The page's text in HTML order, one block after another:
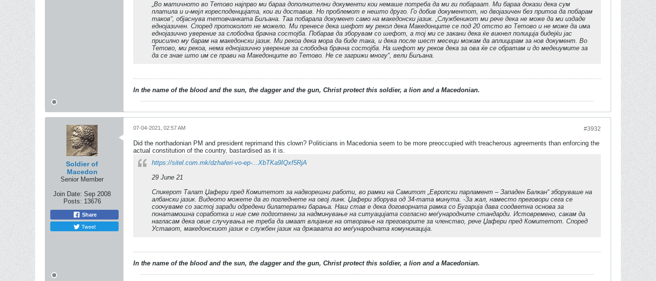
„Во матичното во Тетово најпрво ми бараа дополнителни документи кои немаше потреба да ми ги побараат. Ми бараа докази дека сум
платила и и-мејл коресподенцијата, кои ги доставив. Но проблемот е нешто друго. Го добив документот, но двојазичен без притоа да побарам
таков“, објаснува тетовчанката Биљана. Таа побарала документ само на македонски јазик. „Службеникот ми рече дека не може да ми издаде
еднојазичен. Според протоколот не можело. Ми пренесе дека шефот му рекол дека Македонците се под 20 отсто во Тетово и не може да има
еднојазично уверение за слободна брачна состојба. Побарав да зборувам со шефот, а тој ми се закани дека ќе викнел полиција бидејќи јас
присилно му барам на македонски јазик. Ми рекоа дека мора да биде така, и дека после шест месеци можам да аплицирам за нов документ. Во
Тетово, ми рекоа, нема еднојазично уверение за слободна брачна состојба. На шефот му реков дека за ова ќе се обратам и до медеиумите за
да се знае што им се прави на Македонците во Тетово. Не се загрижи многу“, вели Биљана.
In the name of the blood and the sun, the dagger and the gun, Christ protect this soldier, a lion and a Macedonian.
Soldier of
Macedon
Senior Member
Join Date: Sep 2008
Posts: 13676
Share
Tweet
#3932
07-04-2021, 02:57 AM
Did the northadonian PM and president reprimand this clown? Politicians in Macedonia seem to be more preoccupied with treacherous agreements than enforcing the
actual constitution of the country, bastardised as it is.
https://sitel.com.mk/dzhaferi-vo-ep-...XbTKa9IQxf5RjA
29 June 21
Спикерот Талат Џафери пред Комитетот за надворешни работи, во рамки на Самитот „Европски парламент – Западен Балкан“ зборуваше на
албански јазик. Видеото можете да го погледнете на овој линк. Џафери зборува од 34-тата минута. -За жал, наместо преговори сега се
соочуваме со застој заради одредени билатерални барања. Наш став е дека договорната рамка со Бугарија дава соодветна основа за
понатамошна соработка и ние сме подготвени за надминување на ситуацијата согласно меѓународните стандарди. Истовремено, сакам да
нагласам дека овие случувања не треба да имаат влијание на отворање на преговорите за членство, рече Џафери пред Комитетот. Според
Уставот, македонскиот јазик е службен јазик на државата во меѓународната комуникација.
In the name of the blood and the sun, the dagger and the gun, Christ protect this soldier, a lion and a Macedonian.